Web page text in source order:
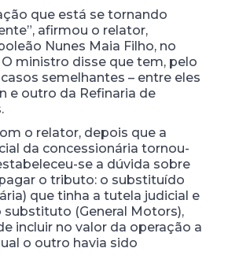
que está se tornando
afirmou o relator,
Nunes Maia Filho, no
ministro disse que tem, pelo
semelhantes – entre eles
e outro da Refinaria de
o relator, depois que a
da concessionária tornou-
se a dúvida sobre
o tributo: o substituído
que tinha a tutela judicial e
substituto (General Motors),
incluir no valor da operação a
o outro havia sido